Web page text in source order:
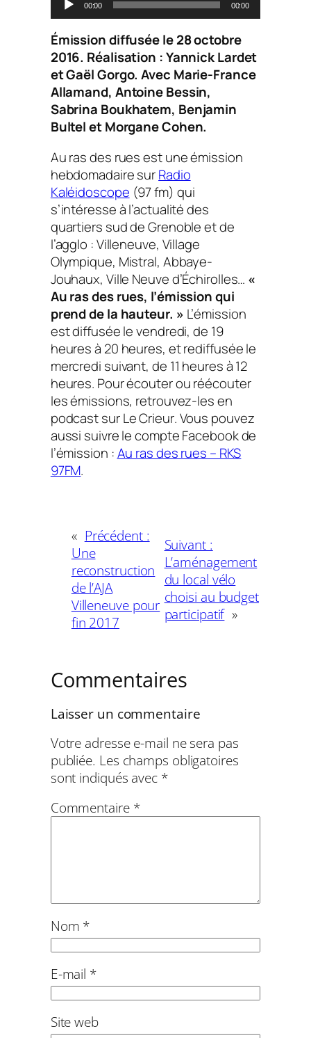
e
c
t
e
u
r
a
u
d
i
o
00:00 00:00
Émission diffusée le 28 octobre
2016. Réalisation : Yannick Lardet
et Gaël Gorgo. Avec Marie-France
Allamand, Antoine Bessin,
Sabrina Boukhatem, Benjamin
Bultel et Morgane Cohen.
Au ras des ruesest une émission
hebdomadaire surRadio
Kaléidoscope (97 fm) qui
s’intéresse à l’actualité des
quartiers sud de Grenoble et de
l’agglo : Villeneuve, Village
Olympique, Mistral, Abbaye-
Jouhaux, Ville Neuve d’Échirolles… «
Au ras des rues, l’émission qui
prend de la hauteur. » L’émission
est diffusée le vendredi, de 19
heures à 20 heures, et rediffusée le
mercredi suivant, de 11 heures à 12
heures. Pour écouter ou réécouter
les émissions, retrouvez-les en
podcast surLe Crieur. Vous pouvez
aussi suivre le compte Facebook de
l’émission :Au ras des rues – RKS
97FM.
« Précédent :
Une
reconstruction
de l’AJA
Villeneuve pour
fin 2017
Suivant :
L’aménagement
du local vélo
choisi au budget
participatif »
Commentaires
Laisser un commentaire
Votre adresse e-mail ne sera pas
publiée. Les champs obligatoires
sont indiqués avec *
Commentaire *
Nom *
E-mail *
Site web